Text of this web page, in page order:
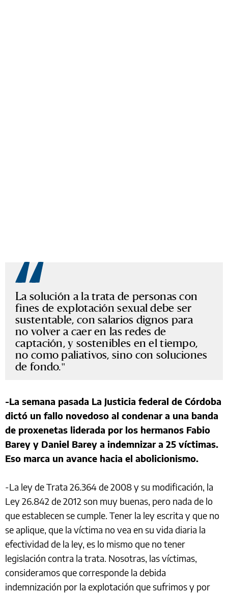
La solución a la trata de personas con
fines de explotación sexual debe ser
sustentable, con salarios dignos para
no volver a caer en las redes de
captación, y sostenibles en el tiempo,
no como paliativos, sino con soluciones
de fondo.
-La semana pasada La Justicia federal de Córdoba
dictó un fallo novedoso al condenar a una banda
de proxenetas liderada por los hermanos Fabio
Barey y Daniel Barey a indemnizar a 25 víctimas.
Eso marca un avance hacia el abolicionismo.
-La ley de Trata 26.364 de 2008 y su modificación, la
Ley 26.842 de 2012 son muy buenas, pero nada de lo
que establecen se cumple. Tener la ley escrita y que no
se aplique, que la víctima no vea en su vida diaria la
efectividad de la ley, es lo mismo que no tener
legislación contra la trata. Nosotras, las víctimas,
consideramos que corresponde la debida
indemnización por la explotación que sufrimos y por